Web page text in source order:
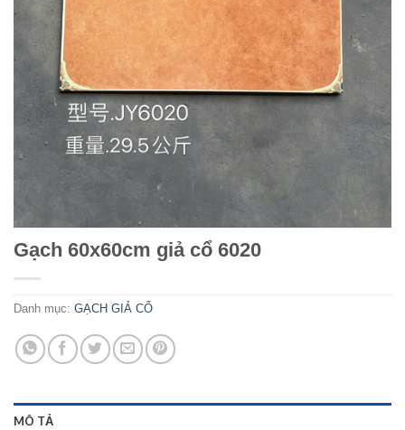
Gạch 60x60cm giả cổ 6020
Danh mục: GẠCH GIẢ CỔ
MÔ TẢ